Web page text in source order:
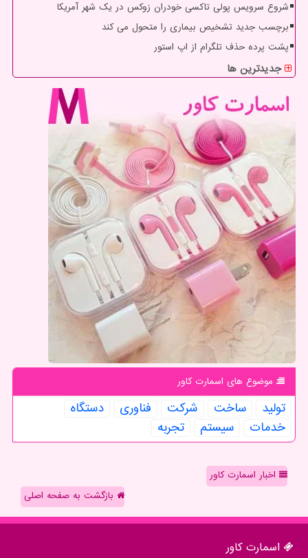
شروع سرویس پولی تاکسی خودران زوکس در یک شهر آمریکا
برچسب جدید تشخیص بیماری را متحول می کند
پشت پرده حذف تلگرام از اپ استور
جدیدترین ها
موضوع های اسمارت كاور
تولید ساخت شركت فناوری
دستگاه
خدمات
سیستم تجربه
اخبار اسمارت کاور
بازگشت به صفحه اصلی
اسمارت كاور